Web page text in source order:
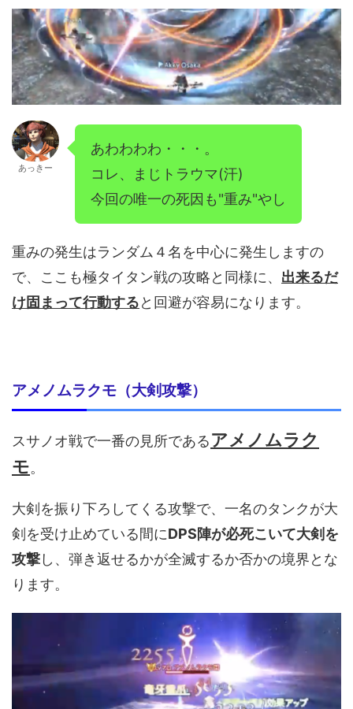
あっきー
あわわわわ・・・。
コレ、まじトラウマ(汗)
今回の唯一の死因も"重み"やし
重みの発生はランダム４名を中心に発生しますの
で、ここも極タイタン戦の攻略と同様に、 出来るだ
け固まって行動すると回避が容易になります。
アメノムラクモ（大剣攻撃）
スサノオ戦で一番の見所であるアメノムラク
モ。
大剣を振り下ろしてくる攻撃で、一名のタンクが大
剣を受け止めている間にDPS陣が必死こいて大剣を
攻撃し、弾き返せるかが全滅するか否かの境界とな
ります。